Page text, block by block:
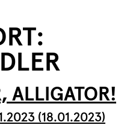
ALLIGATOR!
(18.01.2023)